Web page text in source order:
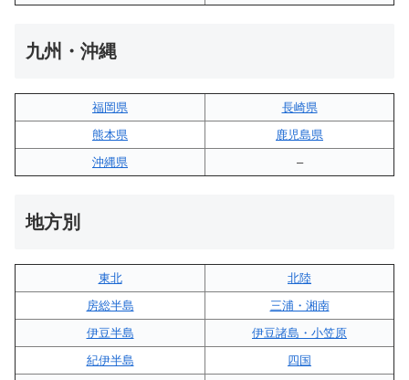
九州・沖縄
福岡県
長崎県
熊本県
鹿児島県
沖縄県
–
地方別
東北
北陸
房総半島
三浦・湘南
伊豆半島
伊豆諸島・小笠原
紀伊半島
四国